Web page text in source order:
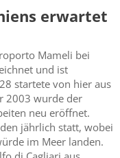
erwartet
Mameli bei
und ist
startete von hier aus
2003 wurde der
neu eröffnet.
jährlich statt, wobei
im Meer landen.